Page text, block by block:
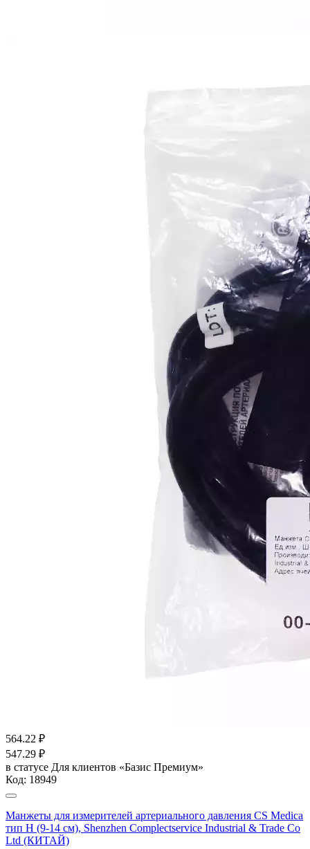
564.22 ₽
547.29 ₽
в статусе Для клиентов «Базис Премиум»
Код: 18949
Манжеты для измерителей артериального давления CS Medica
тип H (9-14 см), Shenzhen Complectservice Industrial & Trade Co
Ltd (КИТАЙ)